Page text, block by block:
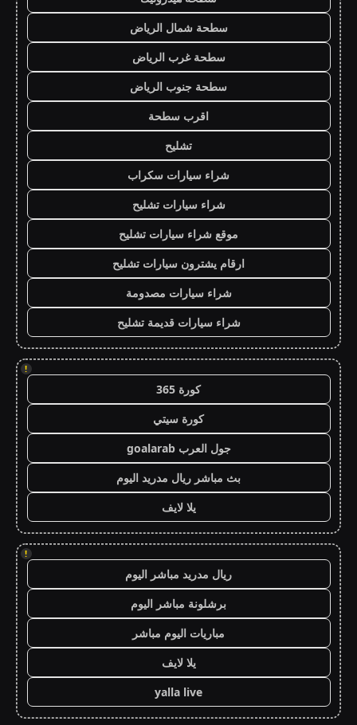
سطحة شمال الرياض
سطحة غرب الرياض
سطحة جنوب الرياض
اقرب سطحة
تشليح
شراء سيارات سكراب
شراء سيارات تشليح
موقع شراء سيارات تشليح
ارقام يشترون سيارات تشليح
شراء سيارات مصدومة
شراء سيارات قديمة تشليح
!
كورة 365
كورة سيتي
جول العرب goalarab
بث مباشر ريال مدريد اليوم
يلا لايف
!
ريال مدريد مباشر اليوم
برشلونة مباشر اليوم
مباريات اليوم مباشر
يلا لايف
yalla live